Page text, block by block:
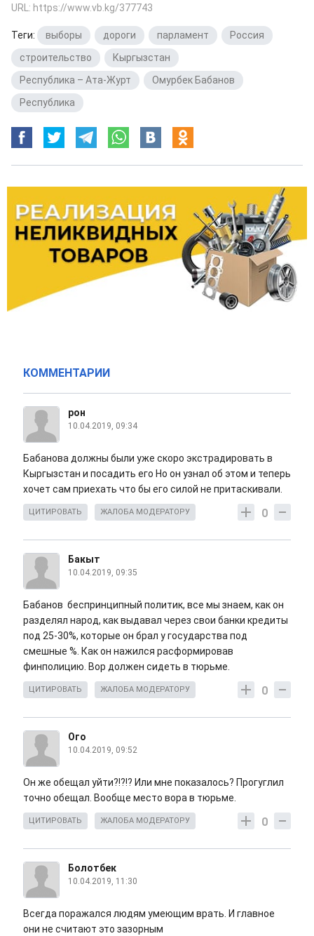
URL: https://www.vb.kg/377743
Теги: выборы дороги парламент Россия
строительство
Кыргызстан
Республика – Ата-Журт
Омурбек Бабанов
Республика
КОММЕНТАРИИ
рон
10.04.2019, 09:34
Бабанова должны были уже скоро экстрадировать в
Кыргызстан и посадить его Но он узнал об этом и теперь
хочет сам приехать что бы его силой не притаскивали.
0
ЦИТИРОВАТЬ ЖАЛОБА МОДЕРАТОРУ
Бакыт
10.04.2019, 09:35
Бабанов беспринципный политик, все мы знаем, как он
разделял народ, как выдавал через свои банки кредиты
под 25-30%, которые он брал у государства под
смешные %. Как он нажился расформировав
финполицию. Вор должен сидеть в тюрьме.
0
ЦИТИРОВАТЬ ЖАЛОБА МОДЕРАТОРУ
Ого
10.04.2019, 09:52
Он же обещал уйти?!?!? Или мне показалось? Прогуглил
точно обещал. Вообще место вора в тюрьме.
0
ЦИТИРОВАТЬ ЖАЛОБА МОДЕРАТОРУ
Болотбек
10.04.2019, 11:30
Всегда поражался людям умеющим врать. И главное
они не считают это зазорным